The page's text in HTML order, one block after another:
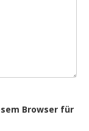
Browser für